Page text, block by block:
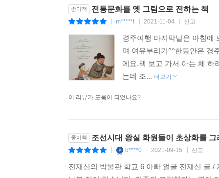
종이책 전통문화를 옛 그림으로 전하는 책
m*****t 2021-11-04 신고
경주여행 마지막날은 아침에
며 여유부리기^^한동안은 경
에요.책 보고 가서 아는 체 하
는데 조... 더보기
이 리뷰가 도움이 되었나요?
종이책 조선시대 왕실 화원들이 초상화를
b****0 2021-09-15 신고
전재신의 박물관 학교 6 아빠 얼굴 전재신 글